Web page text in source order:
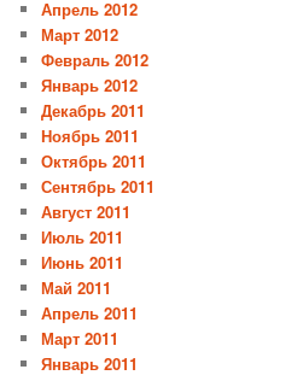
Апрель 2012
Март 2012
Февраль 2012
Январь 2012
Декабрь 2011
Ноябрь 2011
Октябрь 2011
Сентябрь 2011
Август 2011
Июль 2011
Июнь 2011
Май 2011
Апрель 2011
Март 2011
Январь 2011